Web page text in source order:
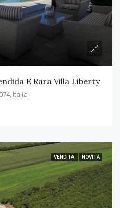
E Rara Villa Liberty
Italia
VENDITA NOVITÀ